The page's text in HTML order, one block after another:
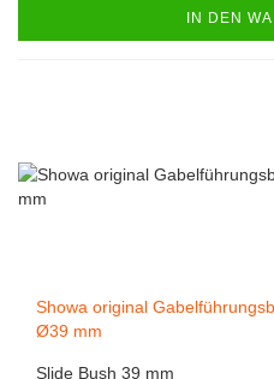
IN DEN
Showa original
Ø39 mm
Slide Bush 39 mm